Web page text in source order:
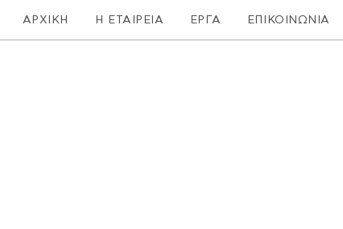
ΑΡΧΙΚΗ Η ΕΤΑΙΡΕΙΑ ΕΡΓΑ ΕΠΙΚΟΙΝΩΝΙΑ